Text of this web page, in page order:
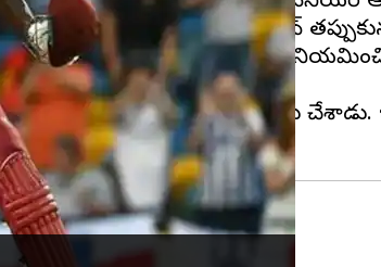
వైట్-బాల్ కెప్టెన్‌గా నికోలస్ పూరన్
నూతన కెప్టెన్‌లను వెస్టిండీస్ బోర్డు
ఉందని హోప్ వెల్లడించారు.
వన్డేల్లో 4,308 పరుగులు చేశాడు.